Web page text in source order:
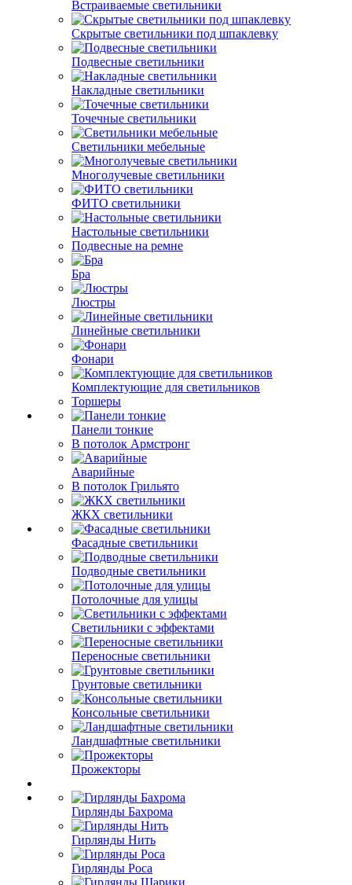
Встраиваемые светильники
Скрытые светильники под шпаклевку
Подвесные светильники
Накладные светильники
Точечные светильники
Светильники мебельные
Многолучевые светильники
ФИТО светильники
Настольные светильники
Подвесные на ремне
Бра
Люстры
Линейные светильники
Фонари
Комплектующие для светильников
Торшеры
Панели тонкие
В потолок Армстронг
Аварийные
В потолок Грильято
ЖКХ светильники
Фасадные светильники
Подводные светильники
Потолочные для улицы
Светильники с эффектами
Переносные светильники
Грунтовые светильники
Консольные светильники
Ландшафтные светильники
Прожекторы
Гирлянды Бахрома
Гирлянды Нить
Гирлянды Роса